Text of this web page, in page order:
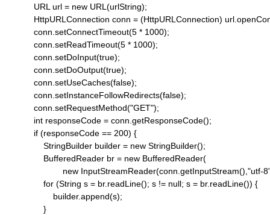
            URL url = new URL(urlString);
HttpURLConnection conn = (HttpURLConnection)
            conn.setConnectTimeout(5 * 1000);
            conn.setReadTimeout(5 * 1000);
            conn.setDoInput(true);
            conn.setDoOutput(true);
            conn.setUseCaches(false);
            conn.setInstanceFollowRedirects(false);
            conn.setRequestMethod("GET");
            int responseCode = conn.getResponseCode();
            if (responseCode == 200) {
                StringBuilder builder = new StringBuilder();
                BufferedReader br = new BufferedReader(
new InputStreamReader(conn.getInputStream(),"utf-
                for (String s = br.readLine(); s != null; s = br.readLine()) {
                    builder.append(s);
                }